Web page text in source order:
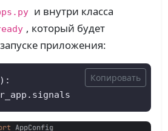
и внутри класса
, который будет
приложения:
):
Копировать